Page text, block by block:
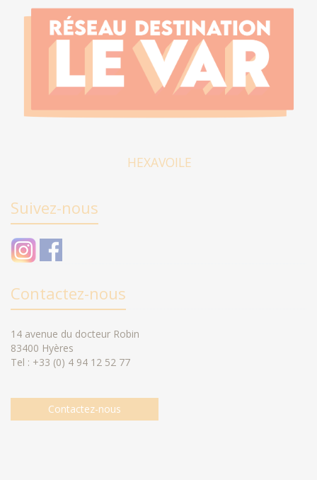
HEXAVOILE
Suivez-nous
Contactez-nous
14 avenue du docteur Robin
83400 Hyères
Tel : +33 (0) 4 94 12 52 77
Contactez-nous